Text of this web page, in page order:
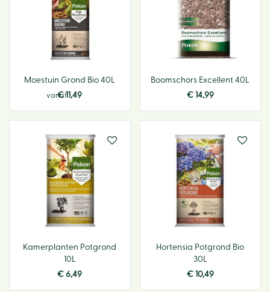
Moestuin Grond Bio 40L
vanaf
€ 11,49
Boomschors Excellent 40L
€ 14,99
Kamerplanten Potgrond
10L
€ 6,49
Hortensia Potgrond Bio
30L
€ 10,49